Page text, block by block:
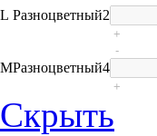
L Разноцветный2
+
MРазноцветный4
-
+
Скрыть